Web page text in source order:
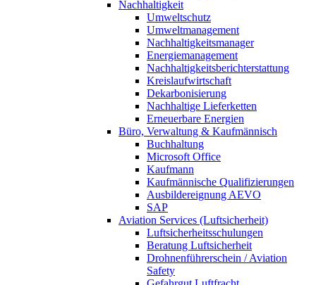
Nachhaltigkeit
Umweltschutz
Umweltmanagement
Nachhaltigkeitsmanager
Energiemanagement
Nachhaltigkeitsberichterstattung
Kreislaufwirtschaft
Dekarbonisierung
Nachhaltige Lieferketten
Erneuerbare Energien
Büro, Verwaltung & Kaufmännisch
Buchhaltung
Microsoft Office
Kaufmann
Kaufmännische Qualifizierungen
Ausbildereignung AEVO
SAP
Aviation Services (Luftsicherheit)
Luftsicherheitsschulungen
Beratung Luftsicherheit
Drohnenführerschein / Aviation
Safety